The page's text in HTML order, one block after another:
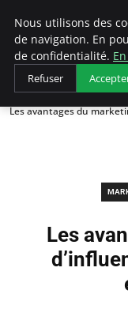
LECFCM
Accueil
Marketing pour
Les avantages du
Les
Nous utilisons des
de navigation. En
de confidentialité.
Refuser